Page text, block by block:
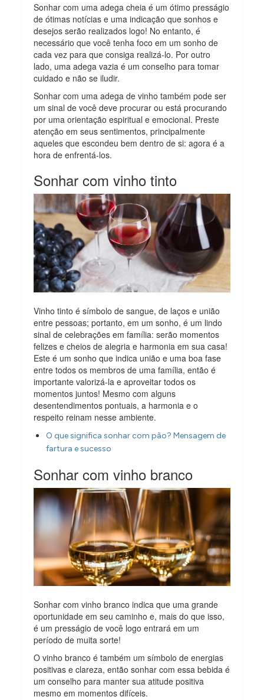
Sonhar com uma adega cheia é um ótimo presságio
de ótimas notícias e uma indicação que sonhos e
desejos serão realizados logo! No entanto, é
necessário que você tenha foco em um sonho de
cada vez para que consiga realizá-lo. Por outro
lado, uma adega vazia é um conselho para tomar
cuidado e não se iludir.
Sonhar com uma adega de vinho também pode ser
um sinal de você deve procurar ou está procurando
por uma orientação espiritual e emocional. Preste
atenção em seus sentimentos, principalmente
aqueles que escondeu bem dentro de si: agora é a
hora de enfrentá-los.
Sonhar com vinho tinto
Vinho tinto é símbolo de sangue, de laços e união
entre pessoas; portanto, em um sonho, é um lindo
sinal de celebrações em família: serão momentos
felizes e cheios de alegria e harmonia em sua casa!
Este é um sonho que indica união e uma boa fase
entre todos os membros de uma família, então é
importante valorizá-la e aproveitar todos os
momentos juntos! Mesmo com alguns
desentendimentos pontuais, a harmonia e o
respeito reinam nesse ambiente.
O que significa sonhar com pão? Mensagem de
fartura e sucesso
Sonhar com vinho branco
Sonhar com vinho branco indica que uma grande
oportunidade em seu caminho e, mais do que isso,
é um presságio de você logo entrará em um
período de muita sorte!
O vinho branco é também um símbolo de energias
positivas e clareza, então sonhar com essa bebida é
um conselho para manter sua atitude positiva
mesmo em momentos difíceis.